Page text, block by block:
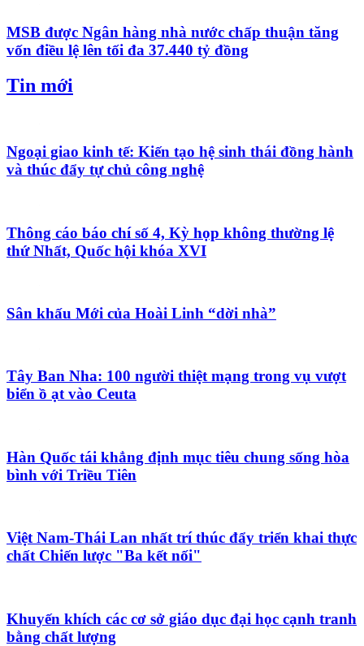
MSB được Ngân hàng nhà nước chấp thuận tăng
vốn điều lệ lên tối đa 37.440 tỷ đồng
Tin mới
Ngoại giao kinh tế: Kiến tạo hệ sinh thái đồng hành
và thúc đẩy tự chủ công nghệ
Thông cáo báo chí số 4, Kỳ họp không thường lệ
thứ Nhất, Quốc hội khóa XVI
Sân khấu Mới của Hoài Linh “dời nhà”
Tây Ban Nha: 100 người thiệt mạng trong vụ vượt
biển ồ ạt vào Ceuta
Hàn Quốc tái khẳng định mục tiêu chung sống hòa
bình với Triều Tiên
Việt Nam-Thái Lan nhất trí thúc đẩy triển khai thực
chất Chiến lược "Ba kết nối"
Khuyến khích các cơ sở giáo dục đại học cạnh tranh
bằng chất lượng